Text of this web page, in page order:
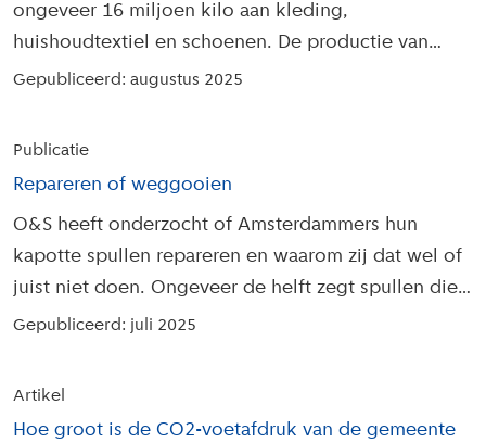
ongeveer 16 miljoen kilo aan kleding,
huishoudtextiel en schoenen. De productie van
kleding en huishoudtextiel zorgt voor 176 kiloton
Gepubliceerd: augustus 2025
Repareren of weggooien
Publicatie
O&S heeft onderzocht of Amsterdammers hun
kapotte spullen repareren en waarom zij dat wel of
juist niet doen. Ongeveer de helft zegt spullen die
stuk zijn meestal te repareren.
Gepubliceerd: juli 2025
Hoe groot is de CO2-voetafdruk van de gemeente
Artikel